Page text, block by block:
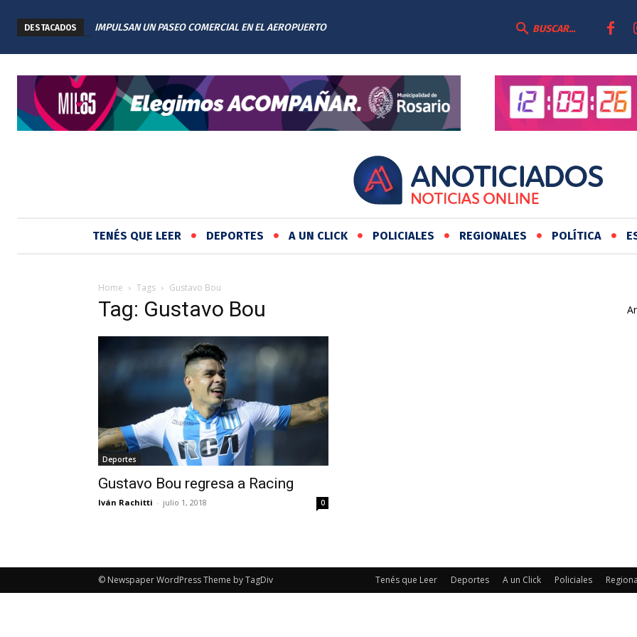
DESTACADOS
IMPULSAN UN PASEO COMERCIAL EN EL AEROPUERTO
BUSCAR...
TENÉS QUE LEER DEPORTES A UN CLICK POLICIALES REGIONALES POLÍTICA
Home Tags Gustavo Bou
Tag: Gustavo Bou
Deportes
Gustavo Bou regresa a Racing
Iván Rachitti - julio 1, 2018 0
Tenés que Leer Deportes A un Click Policiales
© Newspaper WordPress Theme by TagDiv